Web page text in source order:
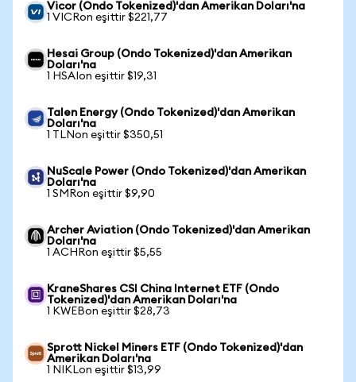
Vicor (Ondo Tokenized)'dan Amerikan Doları'na
1 VICRon eşittir $221,77
Hesai Group (Ondo Tokenized)'dan Amerikan
Doları'na
1 HSAIon eşittir $19,31
Talen Energy (Ondo Tokenized)'dan Amerikan
Doları'na
1 TLNon eşittir $350,51
NuScale Power (Ondo Tokenized)'dan Amerikan
Doları'na
1 SMRon eşittir $9,90
Archer Aviation (Ondo Tokenized)'dan Amerikan
Doları'na
1 ACHRon eşittir $5,55
KraneShares CSI China Internet ETF (Ondo
Tokenized)'dan Amerikan Doları'na
1 KWEBon eşittir $28,73
Sprott Nickel Miners ETF (Ondo Tokenized)'dan
Amerikan Doları'na
1 NIKLon eşittir $13,99